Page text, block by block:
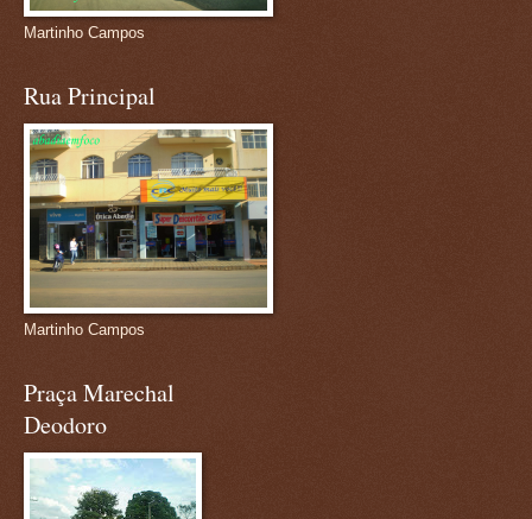
Martinho Campos
Rua Principal
Martinho Campos
Praça Marechal
Deodoro